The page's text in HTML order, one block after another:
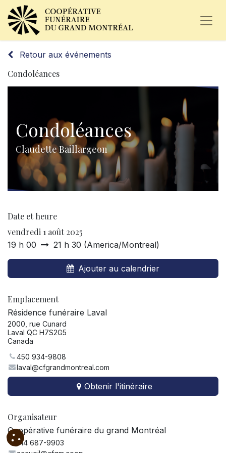
Retour aux événements
Condoléances
Condoléances
Claudette Baillargeon
Date et heure
vendredi 1 août 2025
19 h 00 21 h 30 (America/Montreal)
Ajouter au calendrier
Emplacement
Résidence funéraire Laval
2000, rue Cunard
Laval QC H7S2G5
Canada
450 934-9808
laval@cfgrandmontreal.com
Obtenir l'itinéraire
Organisateur
Coopérative funéraire du grand Montréal
514 687-9903